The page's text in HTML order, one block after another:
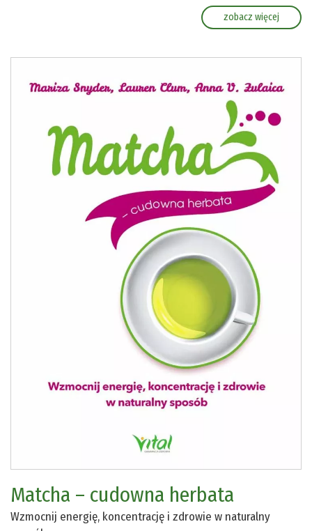
zobacz więcej
Matcha – cudowna herbata
Wzmocnij energię, koncentrację i zdrowie w naturalny